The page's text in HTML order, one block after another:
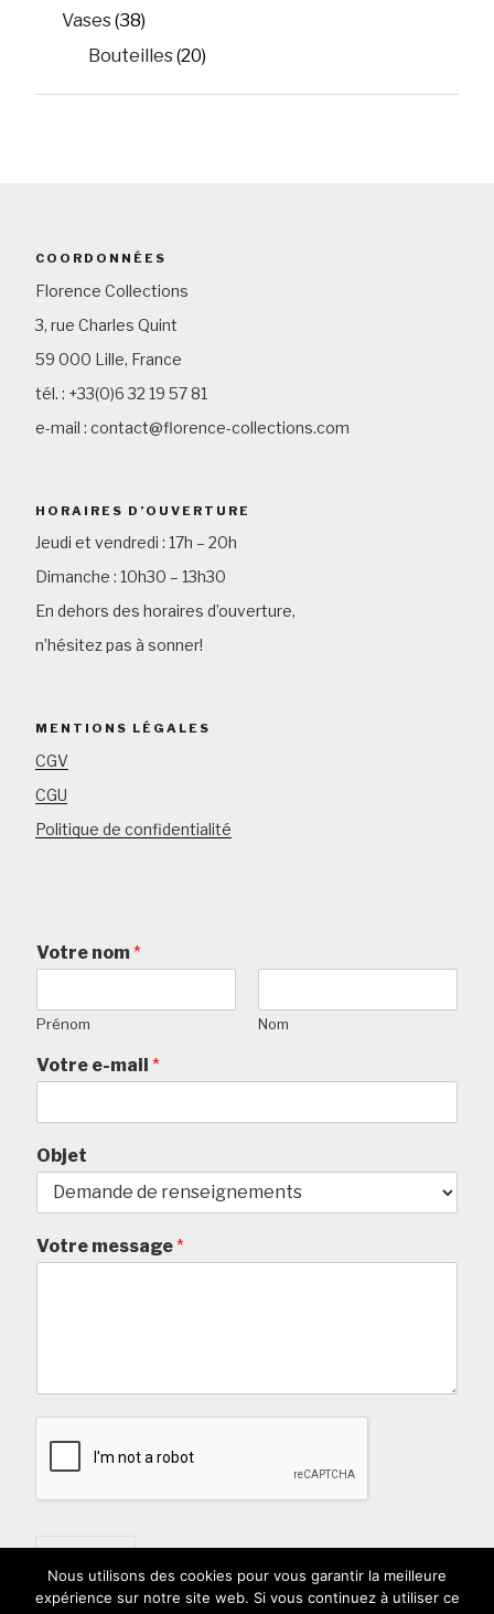
Vases(38)
Bouteilles(20)
COORDONNÉES
Florence Collections
3, rue Charles Quint
59 000 Lille, France
tél. : +33(0)6 32 19 57 81
e-mail : contact@florence-collections.com
HORAIRES D’OUVERTURE
Jeudi et vendredi : 17h – 20h
Dimanche : 10h30 – 13h30
En dehors des horaires d’ouverture,
n’hésitez pas à sonner!
MENTIONS LÉGALES
CGV
CGU
Politique de confidentialité
Votre nom*
Prénom Nom
Votre e-mail *
Objet
Votre message*
Nous utilisons des cookies pour vous garantir la meilleure
expérience sur notre site web. Si vous continuez à utiliser ce